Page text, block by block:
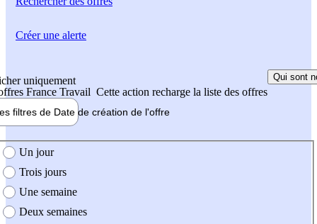
uniquement
France Travail Cette action recharge la liste des offres
Qui sont
filtres de Date de création de l'offre
création de l'offre
Un jour
Trois jours
Une semaine
Deux semaines
Créer une alerte